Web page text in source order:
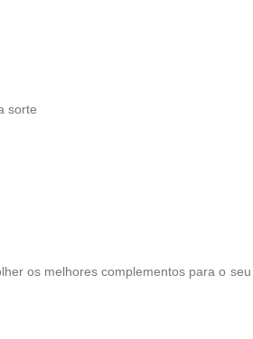
sorte
os melhores complementos para o